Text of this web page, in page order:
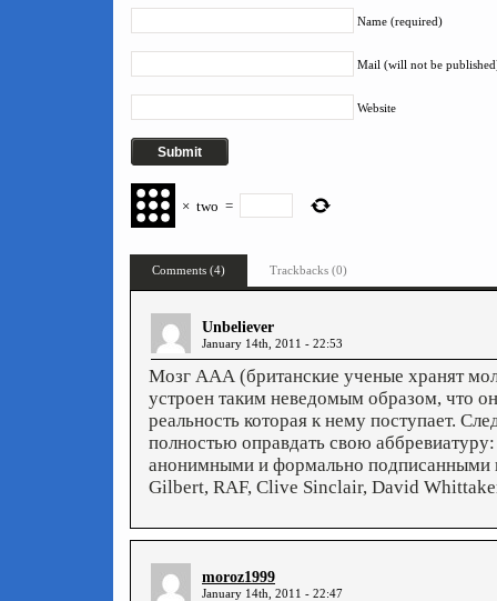
Name (required)
Mail (will not be
Website
× two =
Comments (4) Trackbacks (0)
Unbeliever
January 14th, 2011 - 22:53
Мозг ААА (британские ученые хранят
устроен таким неведомым образом, что
реальность которая к нему поступает.
полностью оправдать свою
анонимными и формально
Gilbert, RAF, Clive Sinclair, David
moroz1999
January 14th, 2011 - 22:47